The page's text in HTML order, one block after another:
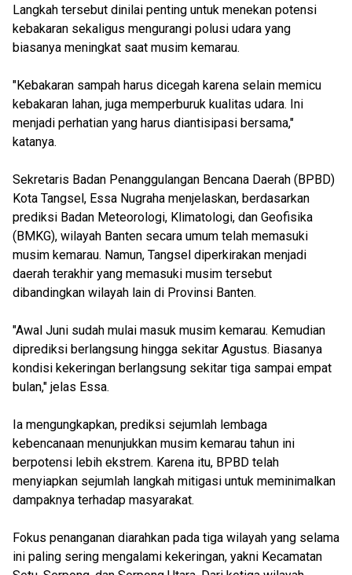
Langkah tersebut dinilai penting untuk menekan potensi
kebakaran sekaligus mengurangi polusi udara yang
biasanya meningkat saat musim kemarau.
"Kebakaran sampah harus dicegah karena selain memicu
kebakaran lahan, juga memperburuk kualitas udara. Ini
menjadi perhatian yang harus diantisipasi bersama,"
katanya.
Sekretaris Badan Penanggulangan Bencana Daerah (BPBD)
Kota Tangsel, Essa Nugraha menjelaskan, berdasarkan
prediksi Badan Meteorologi, Klimatologi, dan Geofisika
(BMKG), wilayah Banten secara umum telah memasuki
musim kemarau. Namun, Tangsel diperkirakan menjadi
daerah terakhir yang memasuki musim tersebut
dibandingkan wilayah lain di Provinsi Banten.
"Awal Juni sudah mulai masuk musim kemarau. Kemudian
diprediksi berlangsung hingga sekitar Agustus. Biasanya
kondisi kekeringan berlangsung sekitar tiga sampai empat
bulan," jelas Essa.
Ia mengungkapkan, prediksi sejumlah lembaga
kebencanaan menunjukkan musim kemarau tahun ini
berpotensi lebih ekstrem. Karena itu, BPBD telah
menyiapkan sejumlah langkah mitigasi untuk meminimalkan
dampaknya terhadap masyarakat.
Fokus penanganan diarahkan pada tiga wilayah yang selama
ini paling sering mengalami kekeringan, yakni Kecamatan